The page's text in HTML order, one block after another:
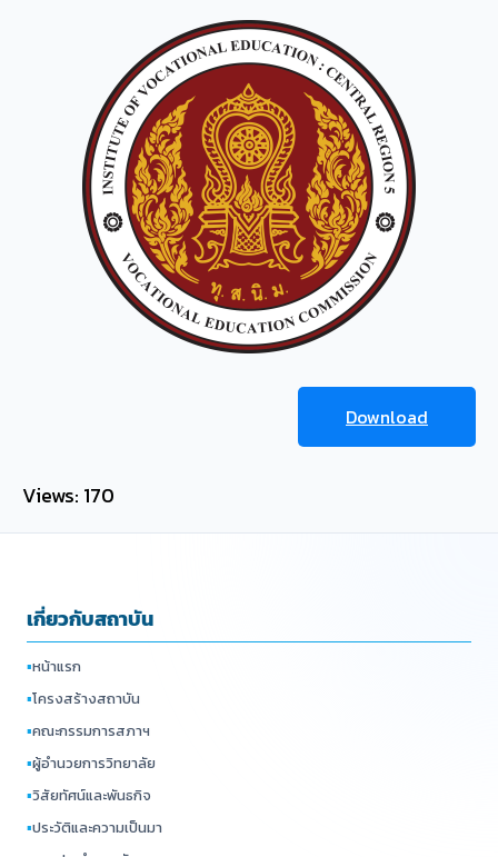
Download
Views: 170
เกี่ยวกับสถาบัน
▪หน้าแรก
▪โครงสร้างสถาบัน
▪คณะกรรมการสภาฯ
▪ผู้อำนวยการวิทยาลัย
▪วิสัยทัศน์และพันธกิจ
▪ประวัติและความเป็นมา